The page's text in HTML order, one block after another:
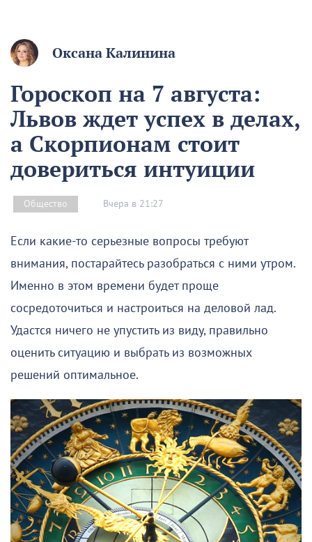
Оксана Калинина
Гороскоп на 7 августа:
Львов ждет успех в делах,
а Скорпионам стоит
довериться интуиции
Общество Вчера в 21:27
Если какие-то серьезные вопросы требуют
внимания, постарайтесь разобраться с ними утром.
Именно в этом времени будет проще
сосредоточиться и настроиться на деловой лад.
Удастся ничего не упустить из виду, правильно
оценить ситуацию и выбрать из возможных
решений оптимальное.